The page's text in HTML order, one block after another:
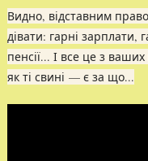
Видно, відставним
дівати: гарні зарплати,
пенсії... І все це з
як ті свині — є за що...